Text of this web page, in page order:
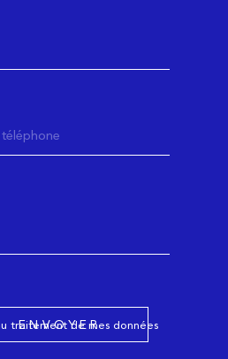
traitement de mes données
ENVOYER